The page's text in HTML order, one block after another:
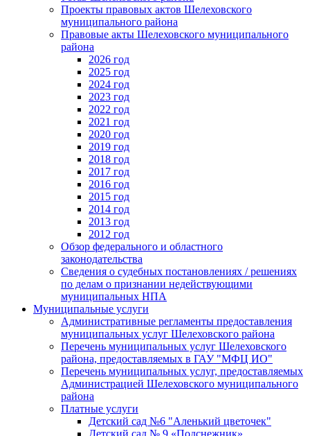
Проекты правовых актов Шелеховского
муниципального района
Правовые акты Шелеховского муниципального
района
2026 год
2025 год
2024 год
2023 год
2022 год
2021 год
2020 год
2019 год
2018 год
2017 год
2016 год
2015 год
2014 год
2013 год
2012 год
Обзор федерального и областного
законодательства
Сведения о судебных постановлениях / решениях
по делам о признании недействующими
муниципальных НПА
Муниципальные услуги
Административные регламенты предоставления
муниципальных услуг Шелеховского района
Перечень муниципальных услуг Шелеховского
района, предоставляемых в ГАУ "МФЦ ИО"
Перечень муниципальных услуг, предоставляемых
Администрацией Шелеховского муниципального
района
Платные услуги
Детский сад №6 "Аленький цветочек"
Детский сад № 9 «Подснежник»